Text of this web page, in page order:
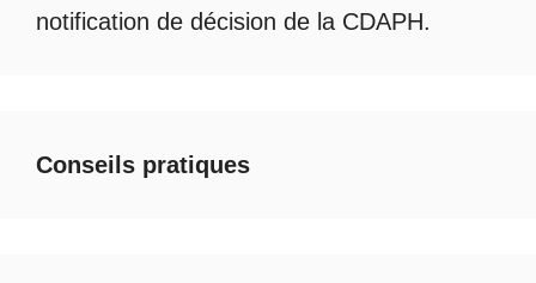
notification de décision de la CDAPH.
Conseils pratiques